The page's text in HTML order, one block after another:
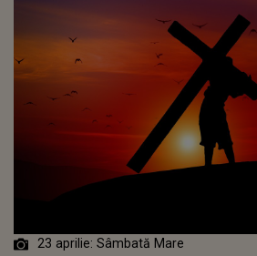
23 aprilie: Sâmbată Mare